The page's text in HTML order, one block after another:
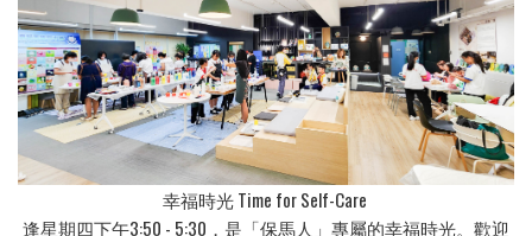
幸福時光 Time for Self-Care
逢星期四下午3:50 - 5:30，是「保馬人」專屬的幸福時光。歡迎